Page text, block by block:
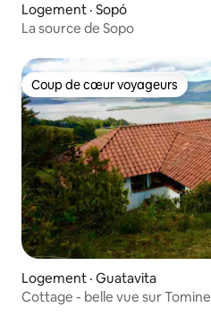
Logement · Sopó
La source de Sopo
Coup de cœur voyageurs
Coup de cœur voyageurs
Logement · Guatavita
Cottage - belle vue sur Tomine